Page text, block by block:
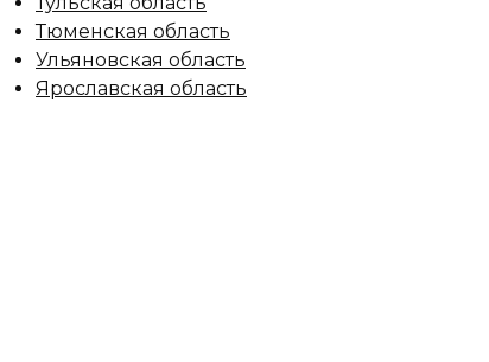
Тюменская область
Ульяновская область
Ярославская область